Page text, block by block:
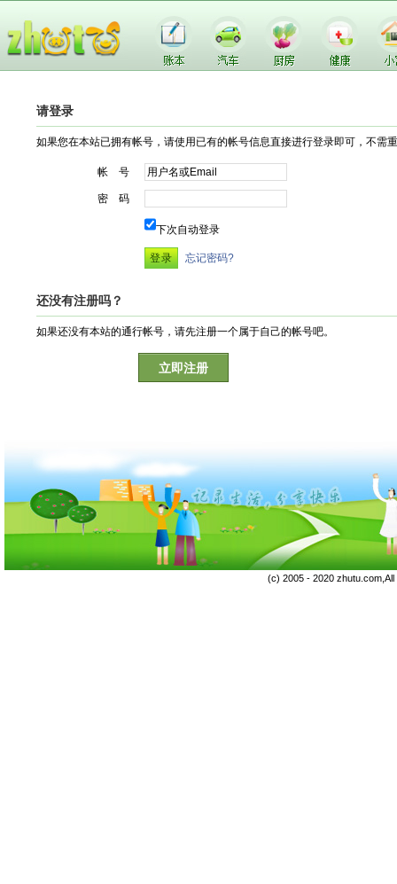
请登录
如果您在本站已拥有帐号，请使用已有的帐号信息直接进行登录即可，不需
帐 号
密 码
下次自动登录
忘记密码?
还没有注册吗？
如果还没有本站的通行帐号，请先注册一个属于自己的帐号吧。
立即注册
(c) 2005 - 2020